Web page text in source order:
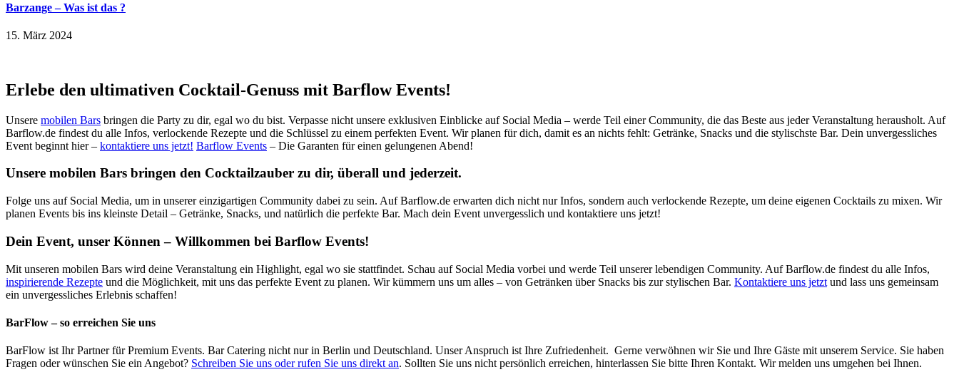
Barzange – Was ist das ?
15. März 2024
Erlebe den ultimativen Cocktail-Genuss mit Barflow Events!
Unsere mobilen Bars bringen die Party zu dir, egal wo du bist. Verpasse nicht unsere exklusiven Einblicke auf Social Media – werde Teil einer Community, die das Beste aus jeder Veranstaltung herausholt. Auf
Barflow.de findest du alle Infos, verlockende Rezepte und die Schlüssel zu einem perfekten Event. Wir planen für dich, damit es an nichts fehlt: Getränke, Snacks und die stylischste Bar. Dein unvergessliches
Event beginnt hier – kontaktiere uns jetzt! Barflow Events – Die Garanten für einen gelungenen Abend!
Unsere mobilen Bars bringen den Cocktailzauber zu dir, überall und jederzeit.
Folge uns auf Social Media, um in unserer einzigartigen Community dabei zu sein. Auf Barflow.de erwarten dich nicht nur Infos, sondern auch verlockende Rezepte, um deine eigenen Cocktails zu mixen. Wir
planen Events bis ins kleinste Detail – Getränke, Snacks, und natürlich die perfekte Bar. Mach dein Event unvergesslich und kontaktiere uns jetzt!
Dein Event, unser Können – Willkommen bei Barflow Events!
Mit unseren mobilen Bars wird deine Veranstaltung ein Highlight, egal wo sie stattfindet. Schau auf Social Media vorbei und werde Teil unserer lebendigen Community. Auf Barflow.de findest du alle Infos,
inspirierende Rezepte und die Möglichkeit, mit uns das perfekte Event zu planen. Wir kümmern uns um alles – von Getränken über Snacks bis zur stylischen Bar. Kontaktiere uns jetzt und lass uns gemeinsam
ein unvergessliches Erlebnis schaffen!
BarFlow – so erreichen Sie uns
BarFlow ist Ihr Partner für Premium Events. Bar Catering nicht nur in Berlin und Deutschland. Unser Anspruch ist Ihre Zufriedenheit. Gerne verwöhnen wir Sie und Ihre Gäste mit unserem Service. Sie haben
Fragen oder wünschen Sie ein Angebot? Schreiben Sie uns oder rufen Sie uns direkt an. Sollten Sie uns nicht persönlich erreichen, hinterlassen Sie bitte Ihren Kontakt. Wir melden uns umgehen bei Ihnen.